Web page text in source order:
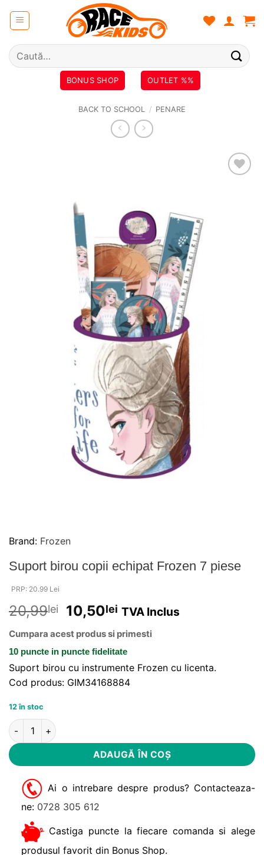
Caută
după:
BONUS SHOP OUTLET %%
BACK TO SCHOOL / PENARE
Brand: Frozen
Suport birou copii echipat Frozen 7 piese
PRP: 20.99 Lei
20,99lei 10,50lei TVA Inclus
Cumpara acest produs si primesti
10 puncte in puncte fidelitate
Suport birou cu instrumente Frozen cu licenta.
Cod produs: GIM34168884
12 în stoc
Cantitate Suport birou copii echipat Frozen 7 piese
ADAUGĂ ÎN COȘ
Alternative:
Ai o intrebare despre produs? Contacteaza-
ne: 0728 305 612
Castiga puncte la fiecare comanda si alege
produsul favorit din Bonus Shop.